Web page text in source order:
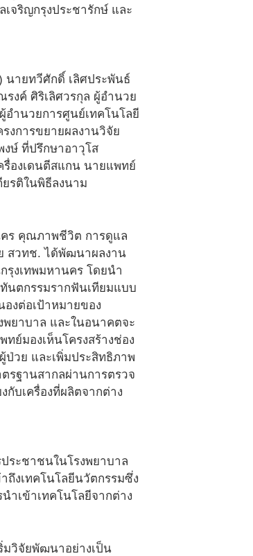
จริญกรุงประชารักษ์ และ
นายทวีศักดิ์ เลิศประพันธ์
งค์ ศิริเลิศวรกุล ผู้อำนวย
ำนวยการศูนย์เทคโนโลยี
งการขยายผลงานวิจัย
งษ์ ที่ปรึกษาอาวุโส
องเดนตีสแกน นายแพทย์
รติในพิธีลงนาม
คร คุณภาพชีวิต การดูแล
สวทช. ได้พัฒนาผลงาน
รุงเทพมหานคร โดยนำ
นตกรรมรากฟันเทียมแบบ
งต่อเป้าหมายของ
ยาบาล และในอนาคตจะ
ย์มองเห็นโครงสร้างช่อง
วย และเพิ่มประสิทธิภาพ
รฐานสากลผ่านการตรวจ
บเครื่องที่ผลิตจากต่าง
ระชาชนในโรงพยาบาล
ถึงเทคโนโลยีนวัตกรรมซึ่ง
ำเข้าเทคโนโลยีจากต่าง
มวิจัยพัฒนาอย่างเป็น